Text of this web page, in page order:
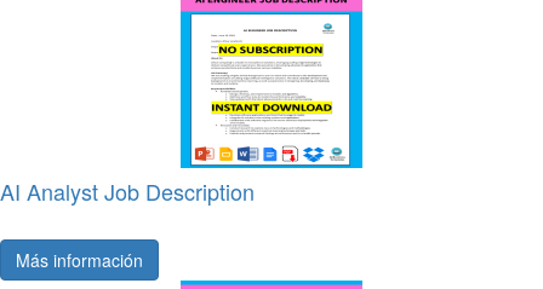
AI Analyst Job Description
Más información